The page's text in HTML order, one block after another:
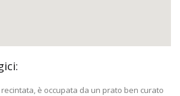
è occupata da un prato ben curato